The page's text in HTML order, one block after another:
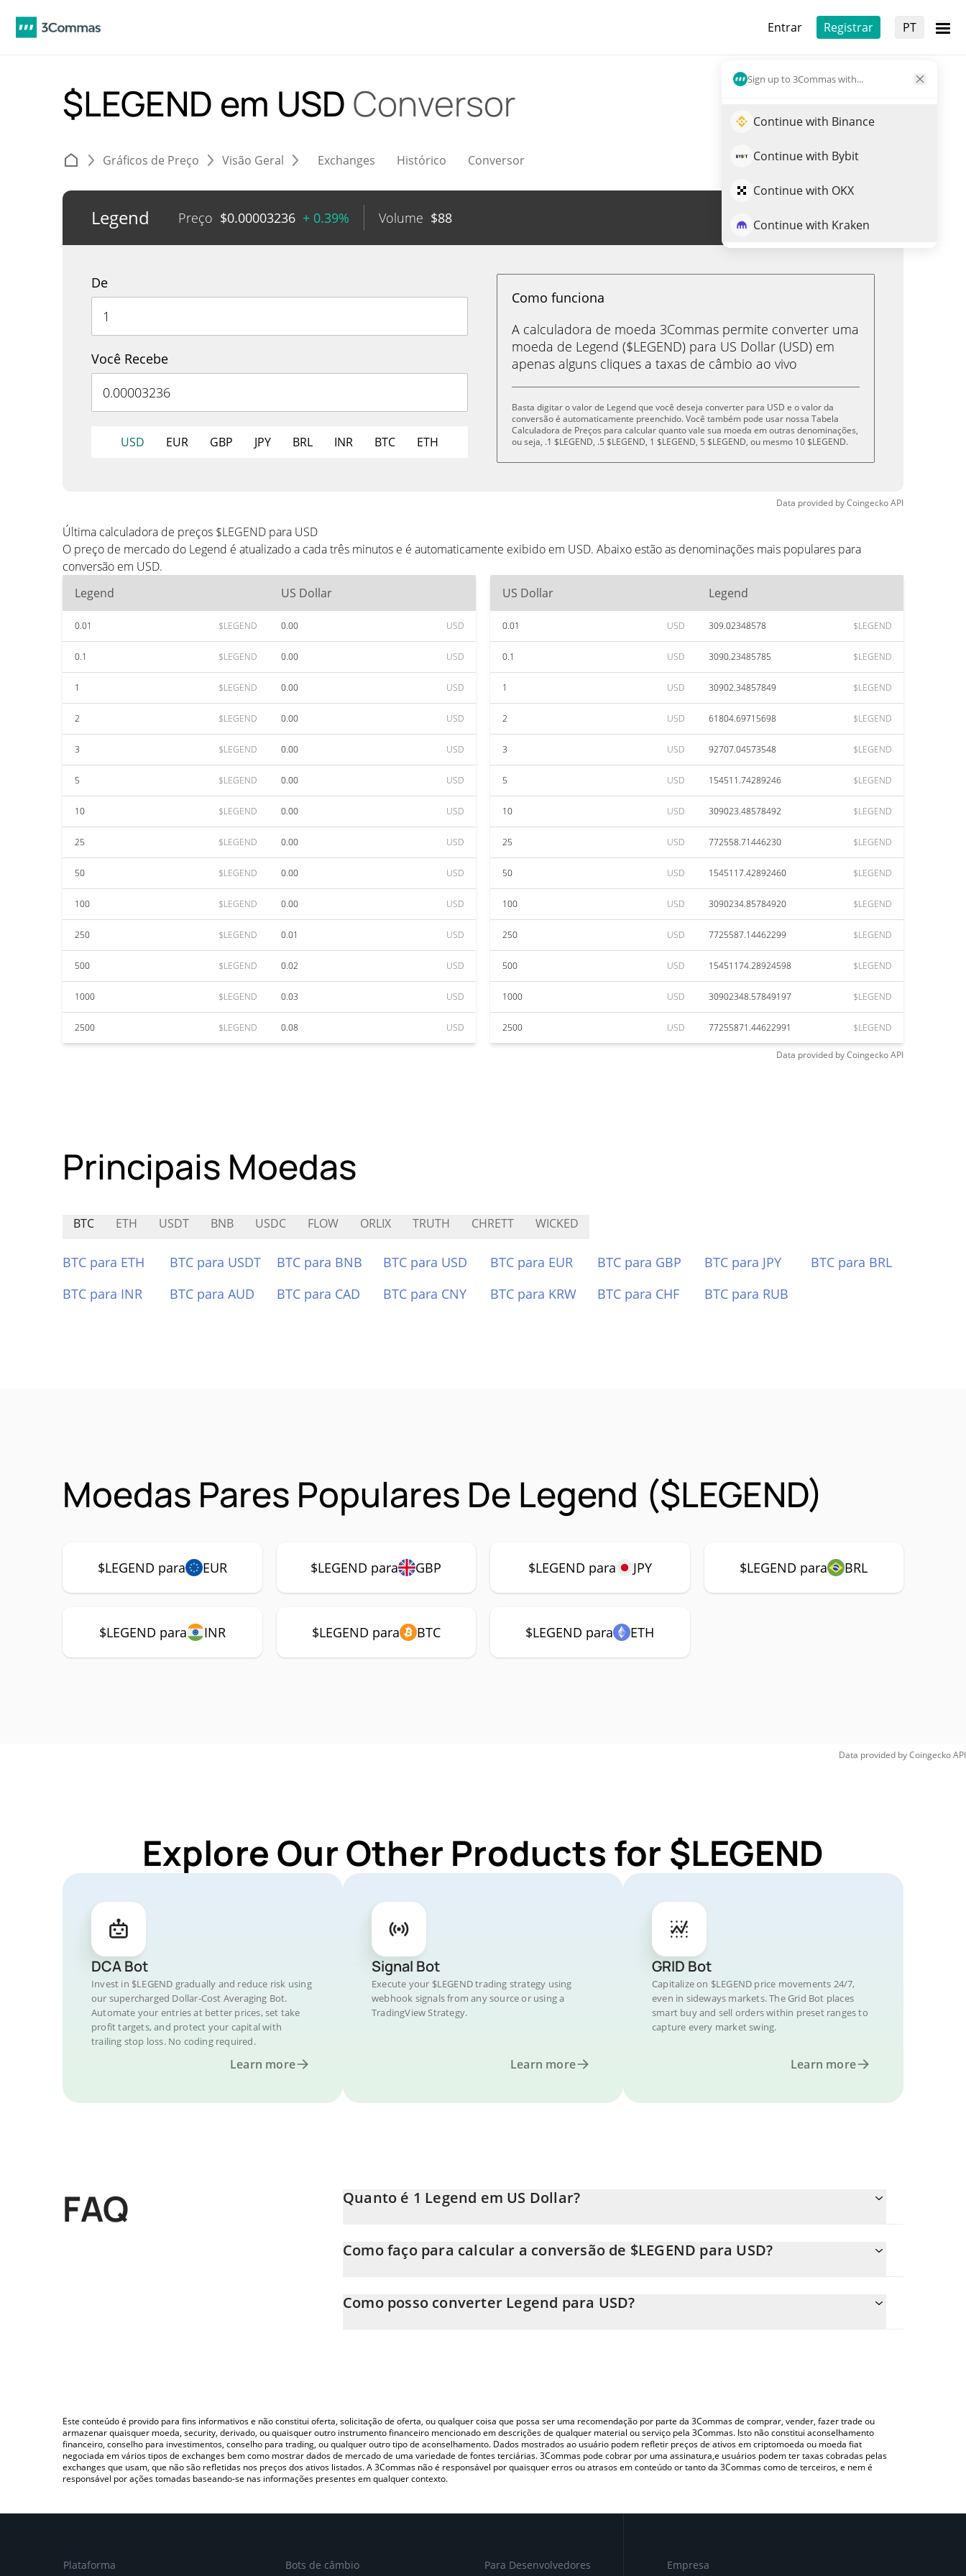
Entrar Registrar PT
Sign up to 3Commas with...
Continue with Binance
Continue with Bybit
Continue with OKX
Continue with Kraken
$LEGEND em USD Conversor
Gráficos de Preço Visão Geral Exchanges Histórico Conversor
Legend Preço $0.00003236 + 0.39% Volume $88 Trade de $LEGEND
De
Você Recebe
USD EUR GBP JPY BRL INR BTC ETH
Como funciona
A calculadora de moeda 3Commas permite converter uma
moeda de Legend ($LEGEND) para US Dollar (USD) em
apenas alguns cliques a taxas de câmbio ao vivo
Basta digitar o valor de Legend que você deseja converter para USD e o valor da
conversão é automaticamente preenchido. Você também pode usar nossa Tabela
Calculadora de Preços para calcular quanto vale sua moeda em outras denominações,
ou seja, .1 $LEGEND, .5 $LEGEND, 1 $LEGEND, 5 $LEGEND, ou mesmo 10 $LEGEND.
Data provided byCoingeckoAPI
Última calculadora de preços $LEGEND para USD
O preço de mercado do Legend é atualizado a cada três minutos e é automaticamente exibido em USD. Abaixo estão as denominações mais populares para
conversão em USD.
Legend
US Dollar
0.01 $LEGEND 0.00 USD
0.1 $LEGEND 0.00 USD
1 $LEGEND 0.00 USD
2 $LEGEND 0.00 USD
3 $LEGEND 0.00 USD
5 $LEGEND 0.00 USD
10 $LEGEND 0.00 USD
25 $LEGEND 0.00 USD
50 $LEGEND 0.00 USD
100 $LEGEND 0.00 USD
250 $LEGEND 0.01 USD
500 $LEGEND 0.02 USD
1000 $LEGEND 0.03 USD
2500 $LEGEND 0.08 USD
US Dollar Legend
0.01 USD 309.02348578 $LEGEND
0.1 USD 3090.23485785 $LEGEND
1 USD 30902.34857849 $LEGEND
2 USD 61804.69715698 $LEGEND
3 USD 92707.04573548 $LEGEND
5 USD 154511.74289246 $LEGEND
10 USD 309023.48578492 $LEGEND
25 USD 772558.71446230 $LEGEND
50 USD 1545117.42892460 $LEGEND
100 USD 3090234.85784920 $LEGEND
250 USD 7725587.14462299 $LEGEND
500 USD 15451174.28924598 $LEGEND
1000 USD 30902348.57849197 $LEGEND
2500 USD 77255871.44622991 $LEGEND
Data provided byCoingeckoAPI
Principais Moedas
BTC ETH USDT BNB USDC FLOW ORLIX TRUTH CHRETT WICKED
BTC para ETH BTC para USDT BTC para BNB BTC para USD BTC para EUR BTC para GBP BTC para JPY
BTC para BRL
BTC para INR
BTC para AUD BTC para CAD BTC para CNY BTC para KRW BTC para CHF BTC para RUB
Moedas Pares Populares De Legend ($LEGEND)
$LEGEND para EUR $LEGEND para GBP $LEGEND para JPY $LEGEND para BRL
$LEGEND para INR $LEGEND para BTC $LEGEND para ETH
Data provided byCoingeckoAPI
Explore Our Other Products for $LEGEND
DCA Bot
Invest in $LEGEND gradually and reduce risk using
our supercharged Dollar-Cost Averaging Bot.
Automate your entries at better prices, set take
profit targets, and protect your capital with
trailing stop loss. No coding required.
Learn more
Signal Bot
Execute your $LEGEND trading strategy using
webhook signals from any source or using a
TradingView Strategy.
Learn more
GRID Bot
Capitalize on $LEGEND price movements 24/7,
even in sideways markets. The Grid Bot places
smart buy and sell orders within preset ranges to
capture every market swing.
Learn more
FAQ Quanto é 1 Legend em US Dollar?
Neste momento, 1 Legend equivale a 0.00003236 USD
Como faço para calcular a conversão de $LEGEND para USD?
simplesmente inserindo a quantidade de Legend no campo correspondente e converterá automaticamente o valor
em US Dollar (USD).
Como posso converter Legend para USD?
Este conteúdo é provido para fins informativos e não constitui oferta, solicitação de oferta, ou qualquer coisa que possa ser uma recomendação por parte da 3Commas de comprar, vender, fazer trade ou
armazenar quaisquer moeda, security, derivado, ou quaisquer outro instrumento financeiro mencionado em descrições de qualquer material ou serviço pela 3Commas. Isto não constitui aconselhamento
financeiro, conselho para investimentos, conselho para trading, ou qualquer outro tipo de aconselhamento. Dados mostrados ao usuário podem refletir preços de ativos em criptomoeda ou moeda fiat
negociada em vários tipos de exchanges bem como mostrar dados de mercado de uma variedade de fontes terciárias. 3Commas pode cobrar por uma assinatura,e usuários podem ter taxas cobradas pelas
exchanges que usam, que não são refletidas nos preços dos ativos listados. A 3Commas não é responsável por quaisquer erros ou atrasos em conteúdo or tanto da 3Commas como de terceiros, e nem é
responsável por ações tomadas baseando-se nas informações presentes em qualquer contexto.
Plataforma Bots de câmbio Para Desenvolvedores Empresa